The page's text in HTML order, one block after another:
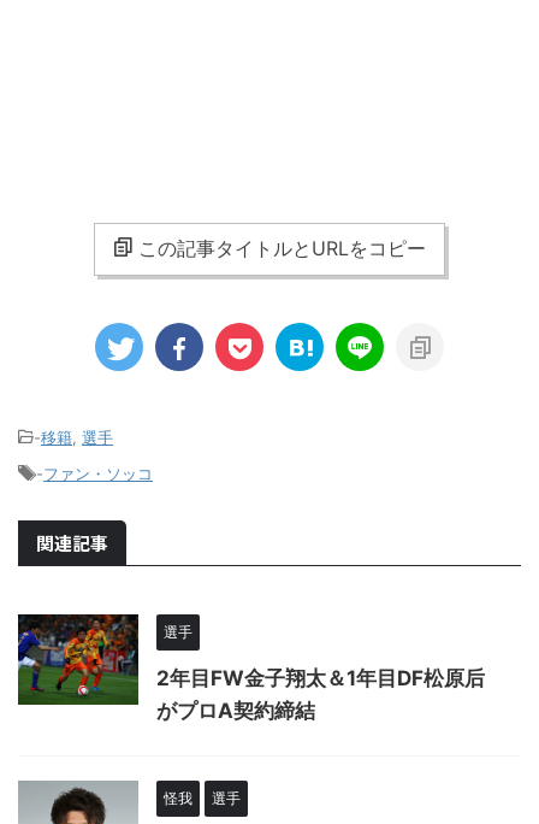
この記事タイトルとURLをコピー
-移籍 選手
-ファン・ソッコ
関連記事
選手
2年目FW金子翔太＆1年目DF松原后
がプロA契約締結
怪我 選手